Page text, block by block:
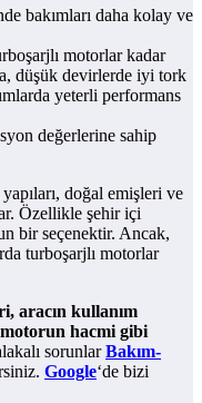
bakımları daha kolay ve
motorlar kadar
düşük devirlerde iyi tork
yeterli performans
değerlerine sahip
doğal emişleri ve
Özellikle şehir içi
bir seçenektir. Ancak,
turboşarjlı motorlar
aracın kullanım
hacmi gibi
sorunlarBakım-
Google‘de bizi